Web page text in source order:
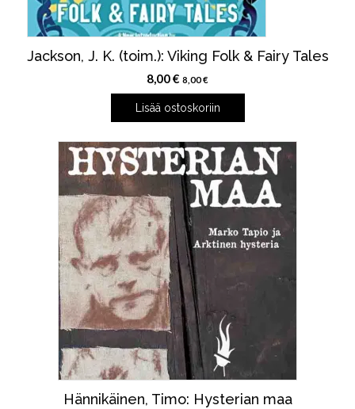
Jackson, J. K. (toim.): Viking Folk & Fairy Tales
8,00€ 8,00€
Lisää ostoskoriin
Hännikäinen, Timo: Hysterian maa